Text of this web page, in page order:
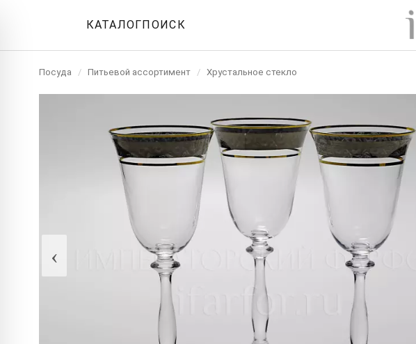
КАТАЛОГПОИСК
Посуда / Питьевой ассортимент / Хрустальное стекло
‹